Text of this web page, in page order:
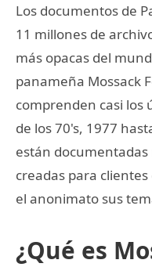
Los documentos de
11 millones de
más opacas del
panameña Mossack
comprenden casi los
de los 70's, 1977
están
creadas para
el anonimato sus
¿Qué es